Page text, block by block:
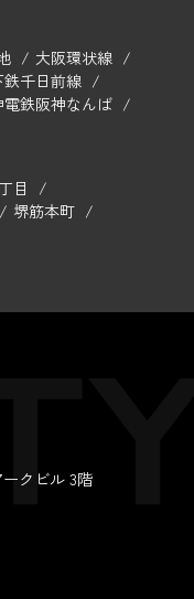
大阪環状線
鉄千日前線
電鉄阪神なんば
目
堺筋本町
クビル 3階